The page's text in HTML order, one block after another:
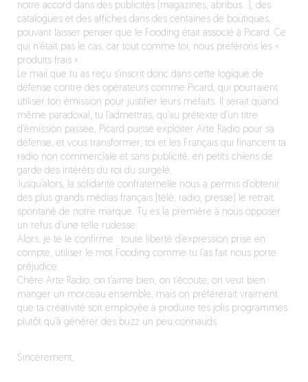
notre accord dans des publicités (magazines, abribus…), des
catalogues et des affiches dans des centaines de boutiques,
pouvant laisser penser que le Fooding était associé à Picard. Ce
qui n’était pas le cas, car tout comme toi, nous préférons les «
produits frais ».
Le mail que tu as reçu s’inscrit donc dans cette logique de
défense contre des opérateurs comme Picard, qui pourraient
utiliser ton émission pour justifier leurs méfaits. Il serait quand
même paradoxal, tu l’admettras, qu’au prétexte d’un titre
d’émission passée, Picard puisse exploiter Arte Radio pour sa
défense, et vous transformer, toi et les Français qui financent ta
radio non commerciale et sans publicité, en petits chiens de
garde des intérêts du roi du surgelé.
Jusqu’alors, la solidarité confraternelle nous a permis d’obtenir
des plus grands médias français (télé, radio, presse) le retrait
spontané de notre marque. Tu es la première à nous opposer
un refus d’une telle rudesse.
Alors, je te le confirme : toute liberté d’expression prise en
compte, utiliser le mot Fooding comme tu l’as fait nous porte
préjudice.
Chère Arte Radio, on t’aime bien, on t’écoute, on veut bien
manger un morceau ensemble, mais on préférerait vraiment
que ta créativité soit employée à produire tes jolis programmes
plutôt qu’à générer des buzz un peu connauds.
Sincèrement,